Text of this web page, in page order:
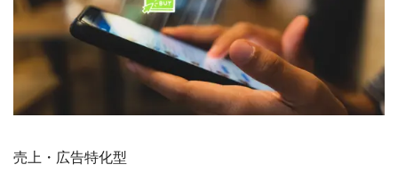
売上・広告特化型